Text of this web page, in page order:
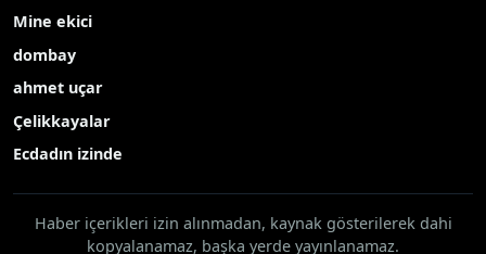
Mine ekici
dombay
ahmet uçar
Çelikkayalar
Ecdadın izinde
Haber içerikleri izin alınmadan, kaynak gösterilerek dahi
kopyalanamaz, başka yerde yayınlanamaz.